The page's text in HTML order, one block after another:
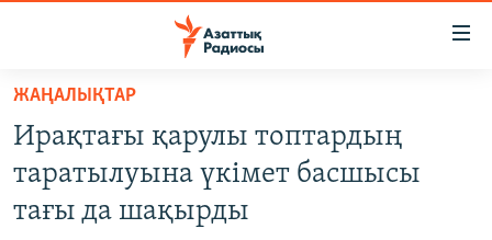
Skip
main
content
САЯСАТ
AZATTYQTV
ЖАҢАЛЫҚТАР
Ирақтағы қарулы топтардың
таратылуына үкімет басшысы
тағы да шақырды